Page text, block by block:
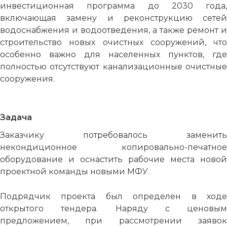
инвестиционная программа до 2030 года,
включающая замену и реконструкцию сетей
водоснабжения и водоотведения, а также ремонт и
строительство новых очистных сооружений, что
особенно важно для населенных пунктов, где
полностью отсутствуют канализационные очистные
сооружения.
Задача
Заказчику потребовалось заменить
некондиционное копировально-печатное
оборудование и оснастить рабочие места новой
проектной команды новыми МФУ.
Подрядчик проекта был определен в ходе
открытого тендера. Наряду с ценовым
предложением, при рассмотрении заявок